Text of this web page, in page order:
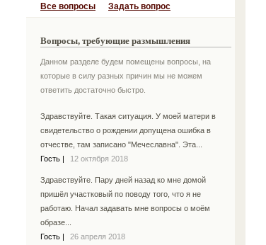
Все вопросы Задать вопрос
Вопросы, требующие размышления
Данном разделе будем помещены вопросы, на
которые в силу разных причин мы не можем
ответить достаточно быстро.
Здравствуйте. Такая ситуация. У моей матери в
свидетельство о рождении допущена ошибка в
отчестве, там записано "Мечеславна". Эта...
Гость
12 октября 2018
Здравствуйте. Пару дней назад ко мне домой
пришёл участковый по поводу того, что я не
работаю. Начал задавать мне вопросы о моём
образе...
Гость
26 апреля 2018